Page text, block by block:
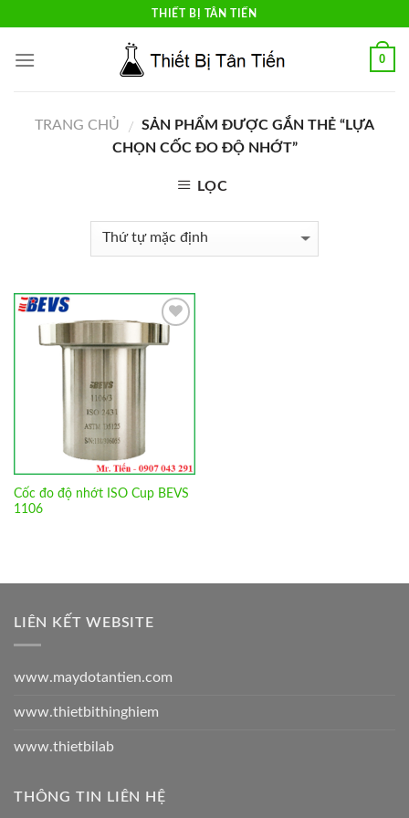
content
THIẾT BỊ TÂN TIẾN
0
TRANG CHỦ / SẢN PHẨM ĐƯỢC GẮN THẺ “LỰA
CHỌN CỐC ĐO ĐỘ NHỚT”
LỌC
Add to
Cốc đo độ nhớt ISO Cup BEVS
1106
LIÊN KẾT WEBSITE
www.maydotantien.com
www.thietbithinghiem
www.thietbilab
THÔNG TIN LIÊN HỆ